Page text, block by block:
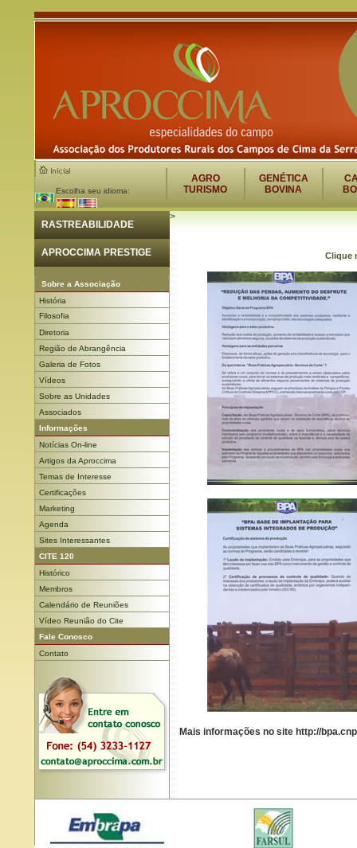
Escolha seu idioma:
AGRO
TURISMO
GENÉTICA
BOVINA
RASTREABILIDADE
APROCCIMA PRESTIGE
Sobre a Associação
História
Filosofia
Diretoria
Região de Abrangência
Galeria de Fotos
Vídeos
Sobre as Unidades
Associados
Informações
Notícias On-line
Artigos da Aproccima
Temas de Interesse
Certificações
Marketing
Agenda
Sites Interessantes
CITE 120
Histórico
Membros
Calendário de Reuniões
Vídeo Reunião do Cite
Fale Conosco
Contato
>
Clique
Mais informações no site http://